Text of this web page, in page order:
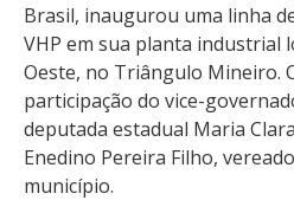
Brasil, inaugurou uma linha
VHP em sua planta industrial
Oeste, no Triângulo Mineiro.
participação do vice-
deputada estadual Maria
Enedino Pereira Filho,
município.